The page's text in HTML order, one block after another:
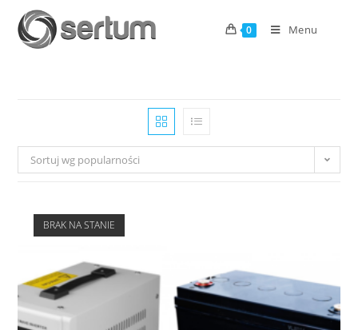
0 Menu
Sortuj wg popularności
BRAK NA STANIE